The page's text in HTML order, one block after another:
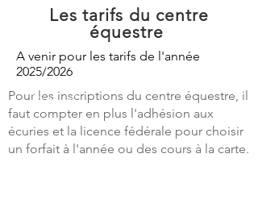
Les tarifs du centre
équestre
A venir pour les tarifs de l'année
2025/2026
Pour les inscriptions du centre équestre, il
faut compter en plus l'adhésion aux
écuries et la licence fédérale pour choisir
un forfait à l'année ou des cours à la carte.